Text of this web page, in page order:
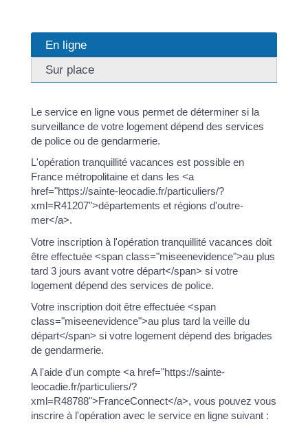
En ligne
Sur place
Le service en ligne vous permet de déterminer si la
surveillance de votre logement dépend des services
de police ou de gendarmerie.
L'opération tranquillité vacances est possible en
France métropolitaine et dans les <a
href="https://sainte-leocadie.fr/particuliers/?
xml=R41207">départements et régions d'outre-
mer</a>.
Votre inscription à l'opération tranquillité vacances doit
être effectuée <span class="miseenevidence">au plus
tard 3 jours avant votre départ</span> si votre
logement dépend des services de police.
Votre inscription doit être effectuée <span
class="miseenevidence">au plus tard la veille du
départ</span> si votre logement dépend des brigades
de gendarmerie.
A l'aide d'un compte <a href="https://sainte-
leocadie.fr/particuliers/?
xml=R48788">FranceConnect</a>, vous pouvez vous
inscrire à l'opération avec le service en ligne suivant :